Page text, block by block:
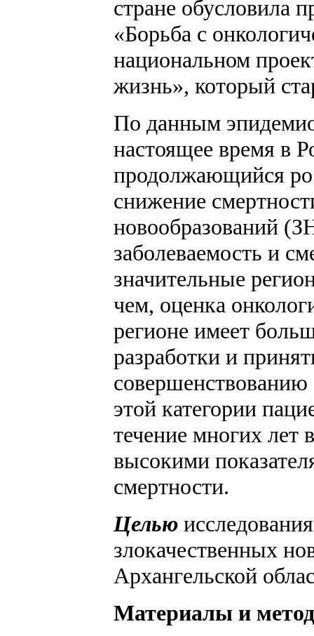
стране обусловила
«Борьба с
национальном
жизнь», который
По данным
настоящее время в
продолжающийся
снижение
новообразований
заболеваемость и
значительные
чем, оценка
регионе имеет
разработки и
этой категории
течение многих лет
высокими
смертности.
Целью
злокачественных
Архангельской
Материалы и